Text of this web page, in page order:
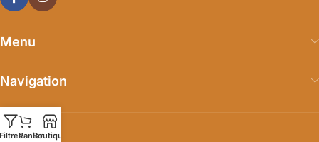
Menu
Navigation
PanierBoutique